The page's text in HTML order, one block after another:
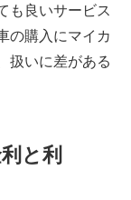
も良いサービス
の購入にマイカ
扱いに差がある
と利